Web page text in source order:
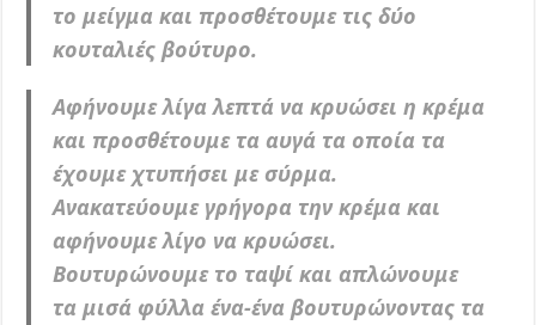
τομείγμα και προσθέτουμε τις δύο
κουταλιές βούτυρο.
Αφήνουμε λίγα λεπτά να κρυώσει η κρέμα
και προσθέτουμε τα αυγά τα οποία τα
έχουμε χτυπήσει με σύρμα.
Ανακατεύουμε γρήγορα την κρέμα και
αφήνουμε λίγο να κρυώσει.
Βουτυρώνουμε το ταψί και απλώνουμε
τα μισά φύλλα ένα-ένα βουτυρώνοντας τα